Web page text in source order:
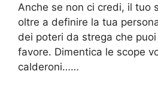
Anche se non ci credi, il tuo
oltre a definire la tua
dei poteri da strega che
favore. Dimentica le scope
calderoni……